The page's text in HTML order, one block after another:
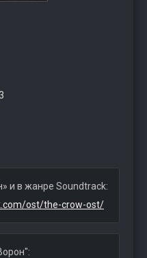
и в жанре Soundtrack:
ost/the-crow-ost/